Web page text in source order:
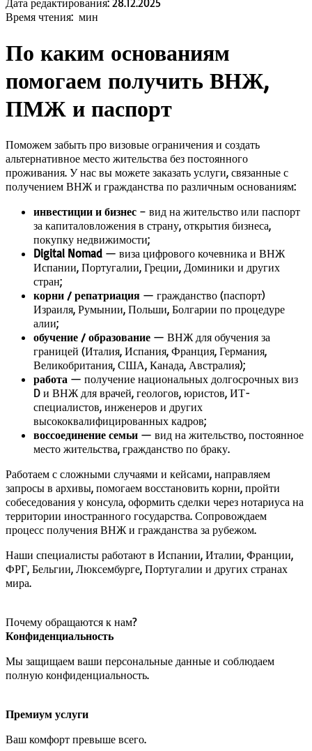
Дата редактирования: 28.12.2025
Время чтения: мин
По каким основаниям
помогаем получить ВНЖ,
ПМЖ и паспорт
Поможем забыть про визовые ограничения и создать
альтернативное место жительства без постоянного
проживания. У нас вы можете заказать услуги, связанные с
получением ВНЖ и гражданства по различным основаниям:
инвестиции и бизнес – вид на жительство или паспорт
за капиталовложения в страну, открытия бизнеса,
покупку недвижимости;
Digital Nomad — виза цифрового кочевника и ВНЖ
Испании, Португалии, Греции, Доминики и других
стран;
корни / репатриация — гражданство (паспорт)
Израиля, Румынии, Польши, Болгарии по процедуре
алии;
обучение / образование — ВНЖ для обучения за
границей (Италия, Испания, Франция, Германия,
Великобритания, США, Канада, Австралия);
работа — получение национальных долгосрочных виз
D и ВНЖ для врачей, геологов, юристов, ИТ-
специалистов, инженеров и других
высококвалифицированных кадров;
воссоединение семьи — вид на жительство, постоянное
место жительства, гражданство по браку.
Работаем с сложными случаями и кейсами, направляем
запросы в архивы, помогаем восстановить корни, пройти
собеседования у консула, оформить сделки через нотариуса на
территории иностранного государства. Сопровождаем
процесс получения ВНЖ и гражданства за рубежом.
Наши специалисты работают в Испании, Италии, Франции,
ФРГ, Бельгии, Люксембурге, Португалии и других странах
мира.
Почему обращаются к нам?
Конфиденциальность
Мы защищаем ваши персональные данные и соблюдаем
полную конфиденциальность.
Премиум услуги
Ваш комфорт превыше всего.